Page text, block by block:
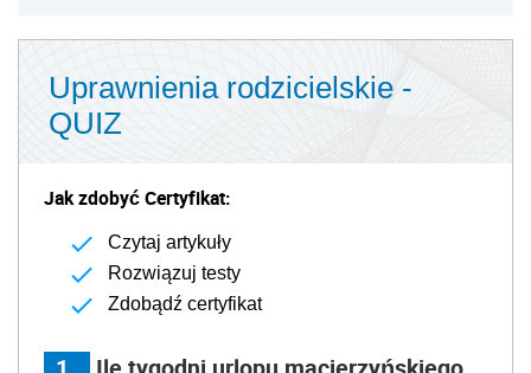
Uprawnienia rodzicielskie -
QUIZ
Jak zdobyć Certyfikat:
Czytaj artykuły
Rozwiązuj testy
Zdobądź certyfikat